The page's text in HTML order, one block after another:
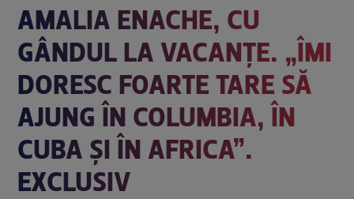
AMALIA ENACHE, CU
GÂNDUL LA VACANȚE. „ÎMI
DORESC FOARTE TARE SĂ
AJUNG ÎN COLUMBIA, ÎN
CUBA ȘI ÎN AFRICA”.
EXCLUSIV